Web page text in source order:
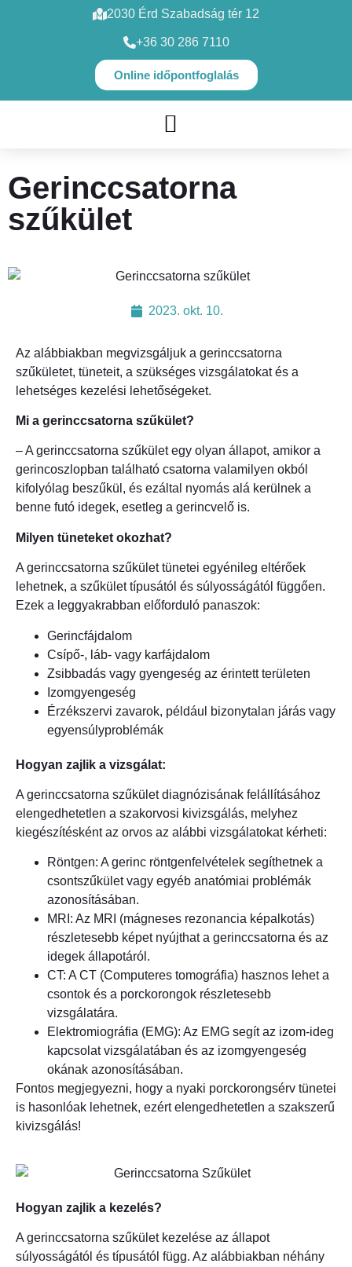
2030 Érd Szabadság tér 12
+36 30 286 7110
Online időpontfoglalás
Gerinccsatorna
szűkület
2023. okt. 10.
Az alábbiakban megvizsgáljuk a gerinccsatorna
szűkületet, tüneteit, a szükséges vizsgálatokat és a
lehetséges kezelési lehetőségeket.
Mi a gerinccsatorna szűkület?
– A gerinccsatorna szűkület egy olyan állapot, amikor a
gerincoszlopban található csatorna valamilyen okból
kifolyólag beszűkül, és ezáltal nyomás alá kerülnek a
benne futó idegek, esetleg a gerincvelő is.
Milyen tüneteket okozhat?
A gerinccsatorna szűkület tünetei egyénileg eltérőek
lehetnek, a szűkület típusától és súlyosságától függően.
Ezek a leggyakrabban előforduló panaszok:
Gerincfájdalom
Csípő-, láb- vagy karfájdalom
Zsibbadás vagy gyengeség az érintett területen
Izomgyengeség
Érzékszervi zavarok, például bizonytalan járás vagy
egyensúlyproblémák
Hogyan zajlik a vizsgálat:
A gerinccsatorna szűkület diagnózisának felállításához
elengedhetetlen a szakorvosi kivizsgálás, melyhez
kiegészítésként az orvos az alábbi vizsgálatokat kérheti:
Röntgen: A gerinc röntgenfelvételek segíthetnek a
csontszűkület vagy egyéb anatómiai problémák
azonosításában.
MRI: Az MRI (mágneses rezonancia képalkotás)
részletesebb képet nyújthat a gerinccsatorna és az
idegek állapotáról.
CT: A CT (Computeres tomográfia) hasznos lehet a
csontok és a porckorongok részletesebb
vizsgálatára.
Elektromiográfia (EMG): Az EMG segít az izom-ideg
kapcsolat vizsgálatában és az izomgyengeség
okának azonosításában.
Fontos megjegyezni, hogy a nyaki porckorongsérv tünetei
is hasonlóak lehetnek, ezért elengedhetetlen a szakszerű
kivizsgálás!
Hogyan zajlik a kezelés?
A gerinccsatorna szűkület kezelése az állapot
súlyosságától és típusától függ. Az alábbiakban néhány